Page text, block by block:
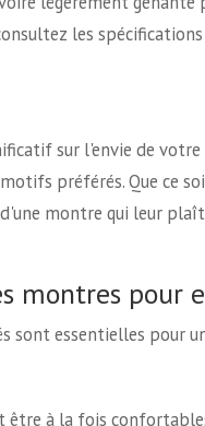
les
sur l'envie de
préférés. Que ce
montre qui leur
montres pour
sont essentielles pour
à la fois